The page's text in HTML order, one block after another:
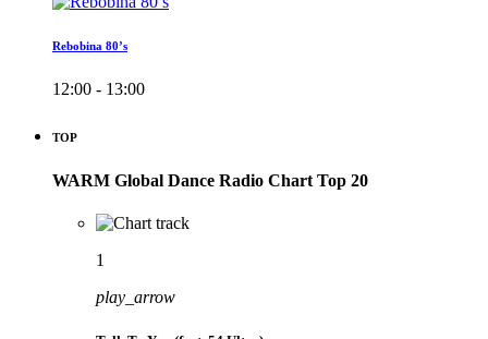
Rebobina 80’s
12:00 - 13:00
TOP
WARM Global Dance Radio Chart Top 20
1
play_arrow